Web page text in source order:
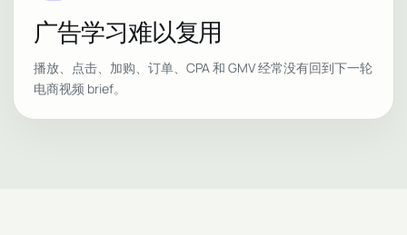
广告学习难以复用
播放、点击、加购、订单、CPA 和 GMV 经常没有回到下一轮
电商视频 brief。